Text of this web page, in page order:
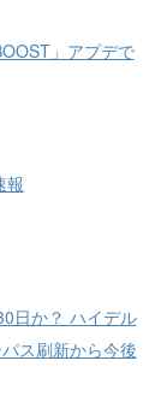
」アプデで
報
日か？ ハイデル
ス刷新から今後